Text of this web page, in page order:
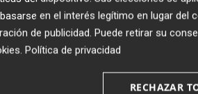
del Ibex Small Cap
Barón
Técnico Asesor de los índices
de marzo. Junto a estos dos
en el interés legítimo en lugar del
de publicidad. Puede retirar su
. Política de privacidad
RECHAZAR